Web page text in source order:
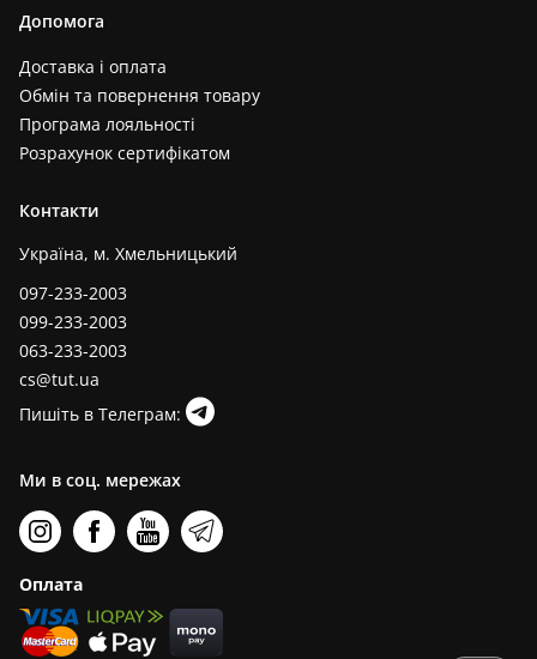
Допомога
Доставка і оплата
Обмін та повернення товару
Програма лояльності
Розрахунок сертифікатом
Контакти
Україна, м. Хмельницький
097-233-2003
099-233-2003
063-233-2003
cs@tut.ua
Пишіть в Телеграм:
Ми в соц. мережах
Оплата